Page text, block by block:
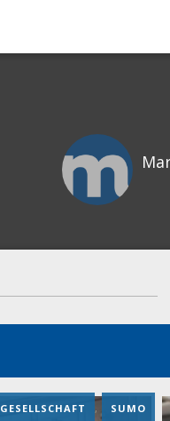
GESELLSCHAFT , SUMO